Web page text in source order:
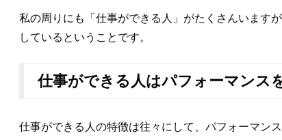
私の周りにも「仕事ができる人」がたくさんいます
しているということです。
仕事ができる人はパフォーマンス
仕事ができる人の特徴は往々にして、パフォーマン